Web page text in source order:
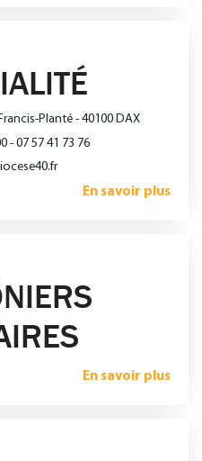
Planté - 40100 DAX
- 07 57 41 73 76
En savoir plus
En savoir plus